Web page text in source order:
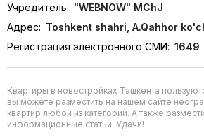
Учредитель: "WEBNOW" MChJ
Адрес: Toshkent shahri, A.Qahhor
Регистрация электронного СМИ: 1649
Квартиры в новостройках Ташкента
вы можете разместить на нашем сайте
квартир любой из категорий. А также
информационные статьи. Удачи!